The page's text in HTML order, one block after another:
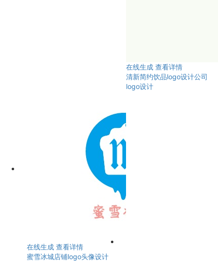
在线生成 查看详情
清新简约饮品logo设计公司
logo设计
在线生成 查看详情
蜜雪冰城店铺logo头像设计